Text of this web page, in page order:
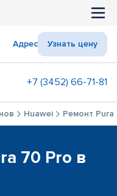
Адрес Узнать цену
+7 (3452) 66-71-81
Huawei Ремонт
70 Pro в